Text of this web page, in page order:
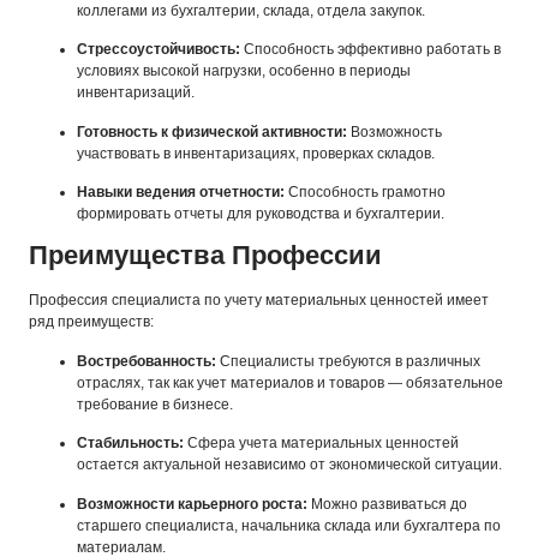
коллегами из бухгалтерии, склада, отдела закупок.
Стрессоустойчивость: Способность эффективно работать в
условиях высокой нагрузки, особенно в периоды
инвентаризаций.
Готовность к физической активности: Возможность
участвовать в инвентаризациях, проверках складов.
Навыки ведения отчетности: Способность грамотно
формировать отчеты для руководства и бухгалтерии.
Преимущества Профессии
Профессия специалиста по учету материальных ценностей имеет
ряд преимуществ:
Востребованность: Специалисты требуются в различных
отраслях, так как учет материалов и товаров — обязательное
требование в бизнесе.
Стабильность: Сфера учета материальных ценностей
остается актуальной независимо от экономической ситуации.
Возможности карьерного роста: Можно развиваться до
старшего специалиста, начальника склада или бухгалтера по
материалам.